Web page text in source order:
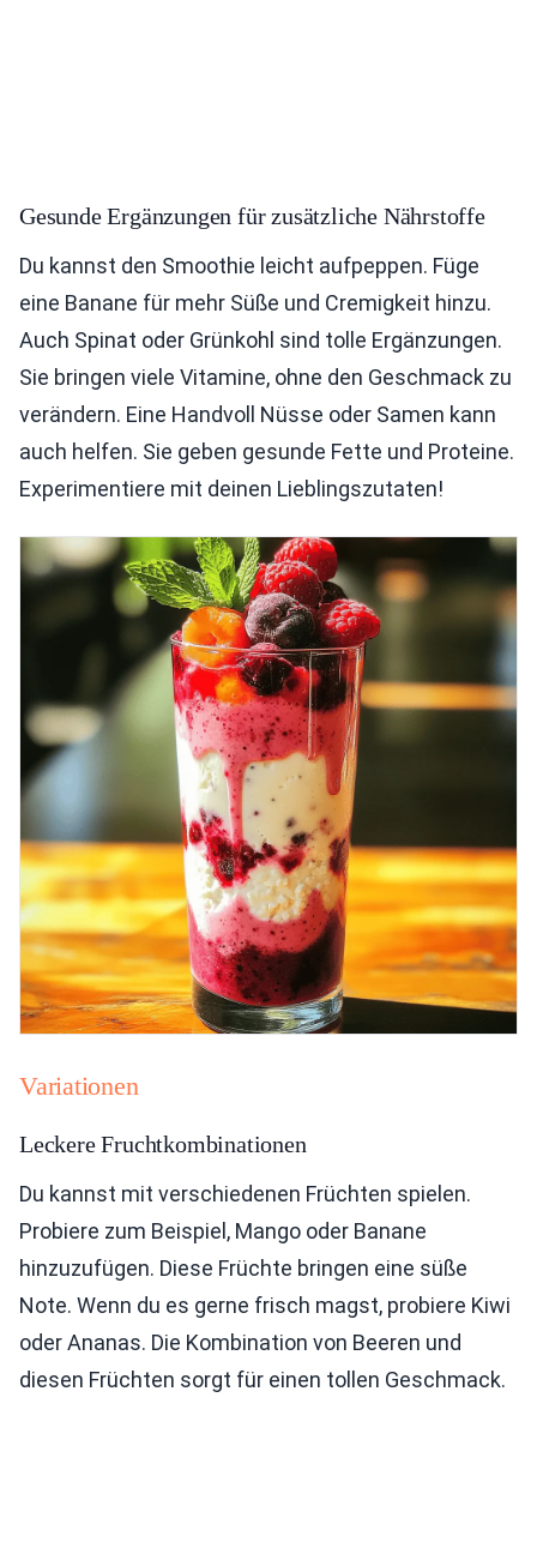
Gesunde Ergänzungen für zusätzliche Nährstoffe
Du kannst den Smoothie leicht aufpeppen. Füge
eine Banane für mehr Süße und Cremigkeit hinzu.
Auch Spinat oder Grünkohl sind tolle Ergänzungen.
Sie bringen viele Vitamine, ohne den Geschmack zu
verändern. Eine Handvoll Nüsse oder Samen kann
auch helfen. Sie geben gesunde Fette und Proteine.
Experimentiere mit deinen Lieblingszutaten!
Variationen
Leckere Fruchtkombinationen
Du kannst mit verschiedenen Früchten spielen.
Probiere zum Beispiel, Mango oder Banane
hinzuzufügen. Diese Früchte bringen eine süße
Note. Wenn du es gerne frisch magst, probiere Kiwi
oder Ananas. Die Kombination von Beeren und
diesen Früchten sorgt für einen tollen Geschmack.